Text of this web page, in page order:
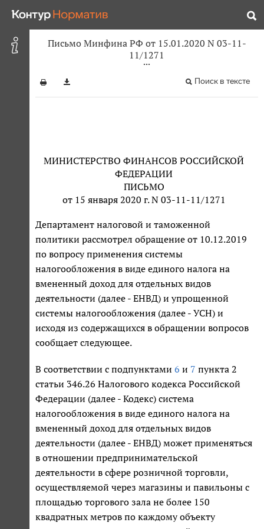
Письмо Минфина РФ от 15.01.2020 N 03-11-
11/1271
Поиск в тексте
МИНИСТЕРСТВО ФИНАНСОВ РОССИЙСКОЙ
ФЕДЕРАЦИИ
ПИСЬМО
от 15 января 2020 г. N 03-11-11/1271
Департамент налоговой и таможенной
политики рассмотрел обращение от 10.12.2019
по вопросу применения системы
налогообложения в виде единого налога на
вмененный доход для отдельных видов
деятельности (далее - ЕНВД) и упрощенной
системы налогообложения (далее - УСН) и
исходя из содержащихся в обращении вопросов
сообщает следующее.
В соответствии с подпунктами 6 и 7 пункта 2
статьи 346.26 Налогового кодекса Российской
Федерации (далее - Кодекс) система
налогообложения в виде единого налога на
вмененный доход для отдельных видов
деятельности (далее - ЕНВД) может применяться
в отношении предпринимательской
деятельности в сфере розничной торговли,
осуществляемой через магазины и павильоны с
площадью торгового зала не более 150
квадратных метров по каждому объекту